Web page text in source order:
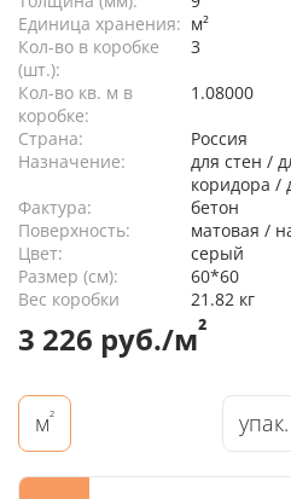
Единица хранения: м²
Кол-во в коробке
(шт.):
3
Кол-во кв. м в
коробке:
1.08000
Страна:
Россия
Назначение:
для стен /
коридора /
Фактура:
бетон
Поверхность:
матовая /
Цвет:
серый
Размер (см):
60*60
Вес коробки
21.82 кг
3 226 руб./м²
м² упак.